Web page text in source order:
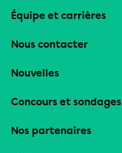
Équipe et carrières
Nous contacter
Nouvelles
Concours et sondages
Nos partenaires